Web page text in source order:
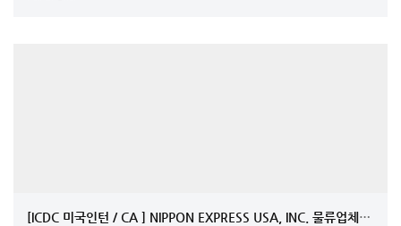
[ICDC 미국인턴 / CA ] NIPPON EXPRESS USA, INC. 물류업체-